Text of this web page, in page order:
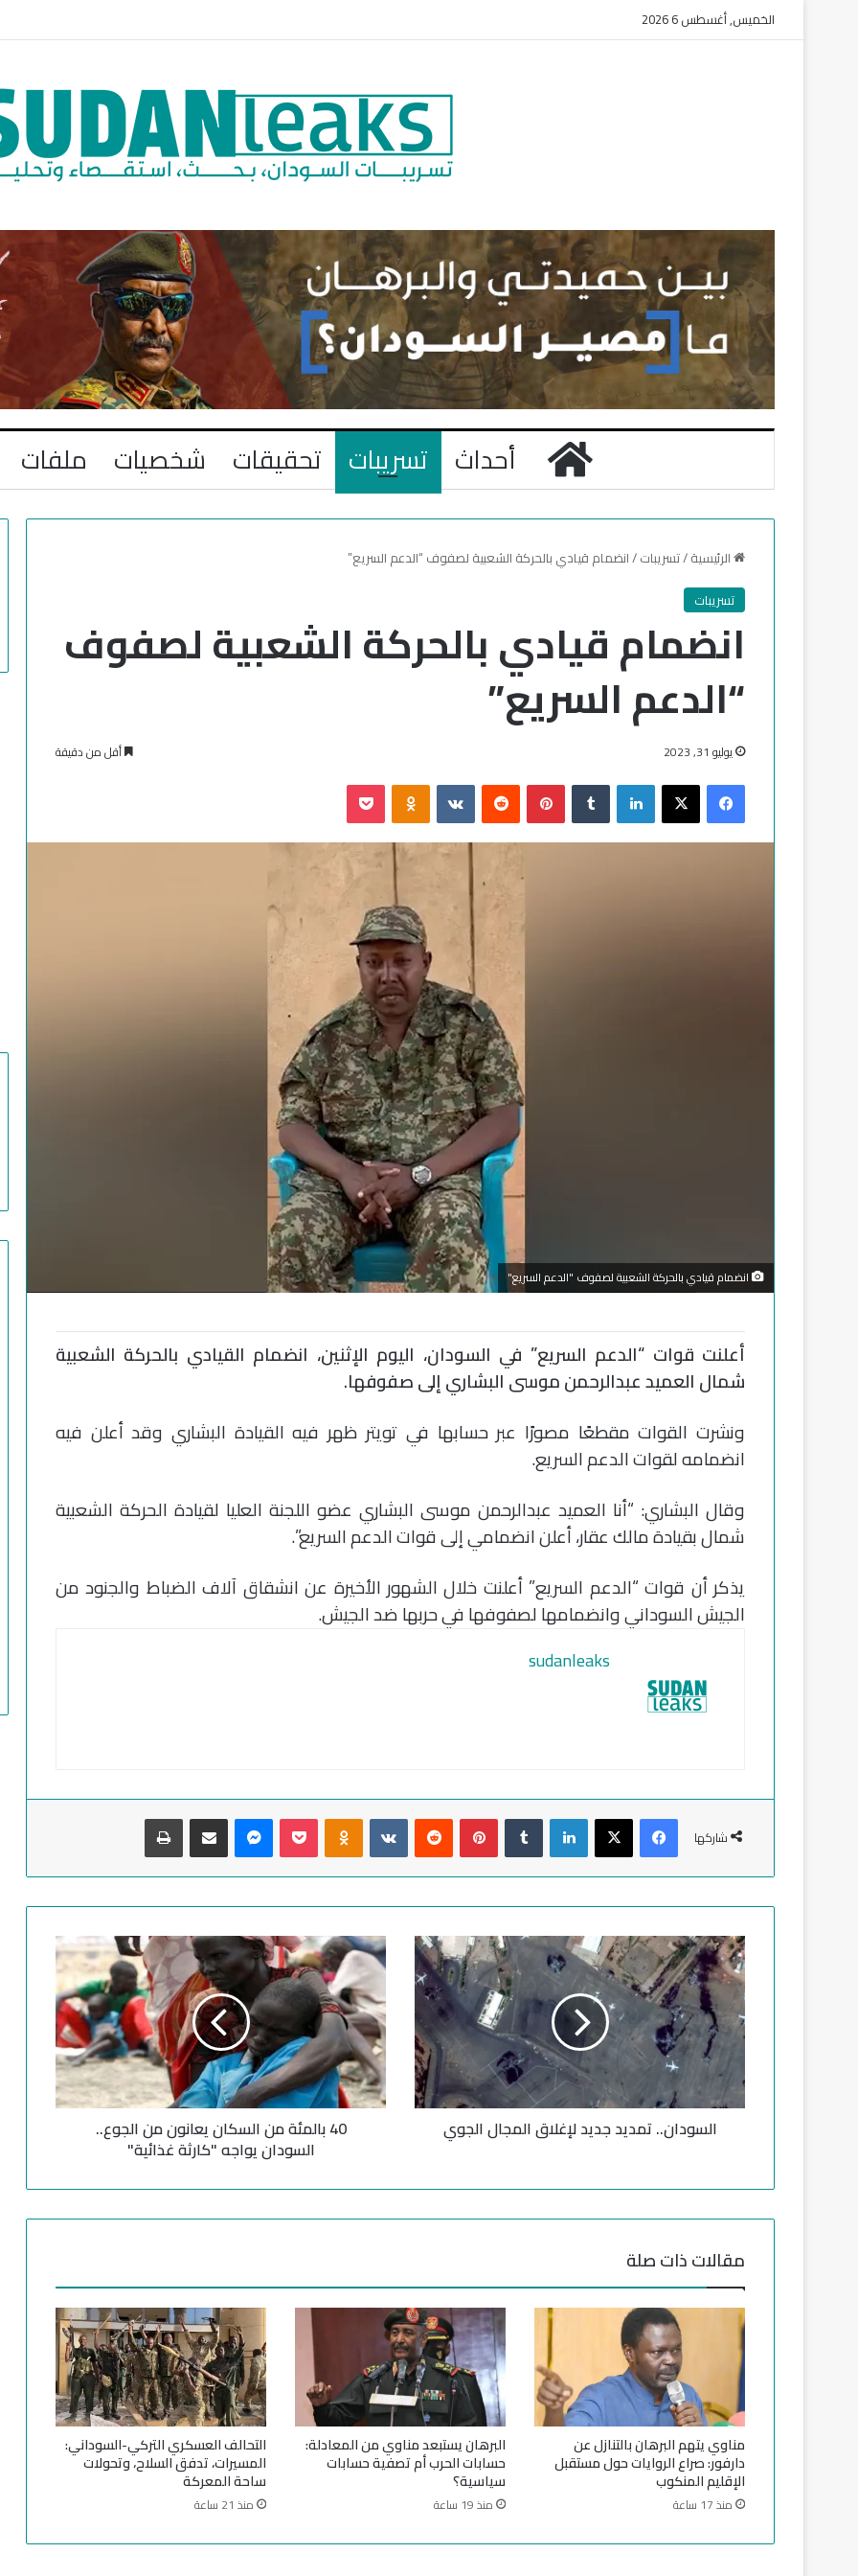
الخميس, أغسطس 6 2026
الرئيسية
أحداث تسريبات تحقيقات شخصيات ملفات
الرئيسية/تسريبات/انضمام قيادي بالحركة الشعبية لصفوف “الدعم السريع”
تسريبات
انضمام قيادي بالحركة الشعبية لصفوف
“الدعم السريع”
يوليو 31, 2023 أقل من دقيقة
فيسبوك لينكدإن بينتيريست
انضمام قيادي بالحركة الشعبية لصفوف "الدعم السريع"
أعلنت قوات “الدعم السريع” في السودان، اليوم الإثنين، انضمام القيادي بالحركة الشعبية
شمال العميد عبدالرحمن موسى البشاري إلى صفوفها.
ونشرت القوات مقطعًا مصورًا عبر حسابها في تويتر ظهر فيه القيادة البشاري وقد أعلن فيه
انضمامه لقوات الدعم السريع.
وقال البشاري: “أنا العميد عبدالرحمن موسى البشاري عضو اللجنة العليا لقيادة الحركة الشعبية
شمال بقيادة مالك عقار، أعلن انضمامي إلى قوات الدعم السريع”.
يذكر أن قوات “الدعم السريع” أعلنت خلال الشهور الأخيرة عن انشقاق آلاف الضباط والجنود من
الجيش السوداني وانضمامها لصفوفها في حربها ضد الجيش.
sudanleaks
شاركها
فيسبوك لينكدإن بينتيريست
ا
ل
س
و
د
ا
.
.
ي
ج
ي
د
ل
إ
غ
ل
ق
ا
ل
م
ج
ا
ا
السودان.. تمديد جديد لإغلاق المجال الجوي
4
0
ا
ل
م
ئ
ة
م
س
ا
ع
ا
ن
و
ن
م
ن
ا
ل
ج
.
40 بالمئة من السكان يعانون من الجوع..
السودان يواجه "كارثة غذائية"
مقالات ذات صلة
مناوي يتهم البرهان بالتنازل عن
دارفور: صراع الروايات حول مستقبل
الإقليم المنكوب
منذ 17 ساعة
البرهان يستبعد مناوي من المعادلة:
حسابات الحرب أم تصفية حسابات
سياسية؟
منذ 19 ساعة
التحالف العسكري التركي-السوداني:
المسيرات، تدفق السلاح، وتحولات
ساحة المعركة
منذ 21 ساعة